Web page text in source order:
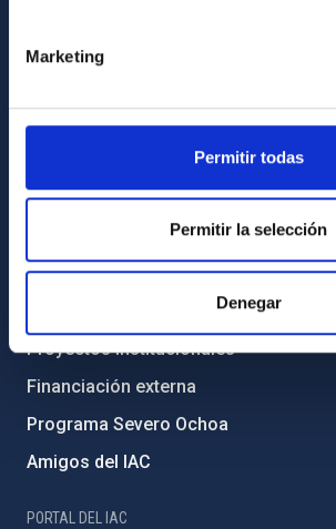
Marketing
Permitir todas
Permitir la selección
Denegar
Legislación
Código ético y política antifraude
Igualdad y diversidad de género
Forever IAC
Medio Ambiente y Sostenibilidad
Proyectos institucionales
Financiación externa
Programa Severo Ochoa
Amigos del IAC
PORTAL DEL IAC